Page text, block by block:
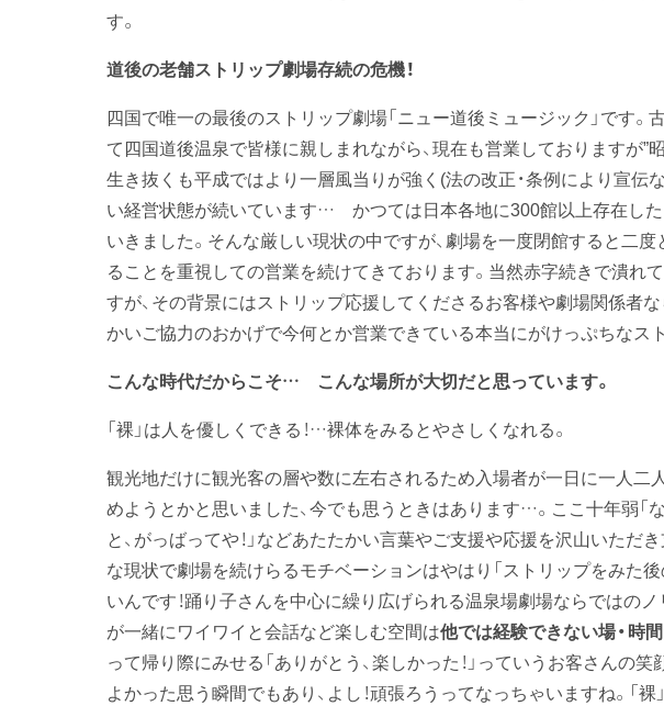
す。
道後の老舗ストリップ劇場存続の危機！
四国で唯一の最後のストリップ劇場「ニュー道後ミュージック」です
て四国道後温泉で皆様に親しまれながら、現在も営業しておりますが”
生き抜くも平成ではより一層風当りが強く(法の改正・条例により宣伝
い経営状態が続いています… かつては日本各地に300館以上存在し
いきました。そんな厳しい現状の中ですが、劇場を一度閉館すると二
ることを重視しての営業を続けてきております。当然赤字続きで潰れ
すが、その背景にはストリップ応援してくださるお客様や劇場関係者
かいご協力のおかげで今何とか営業できている本当にがけっぷちなス
こんな時代だからこそ… こんな場所が大切だと思っています。
「裸」は人を優しくできる！…裸体をみるとやさしくなれる。
観光地だけに観光客の層や数に左右されるため入場者が一日に一人二
めようとかと思いました、今でも思うときはあります…。ここ十年弱「な
と、がっばってや！」などあたたかい言葉やご支援や応援を沢山いただ
な現状で劇場を続けらるモチベーションはやはり「ストリップをみた
いんです！踊り子さんを中心に繰り広げられる温泉場劇場ならではの
が一緒にワイワイと会話など楽しむ空間は他では経験できない場・時間
って帰り際にみせる「ありがとう、楽しかった！」っていうお客さんの
よかった思う瞬間でもあり、よし！頑張ろうってなっちゃいますね。「裸